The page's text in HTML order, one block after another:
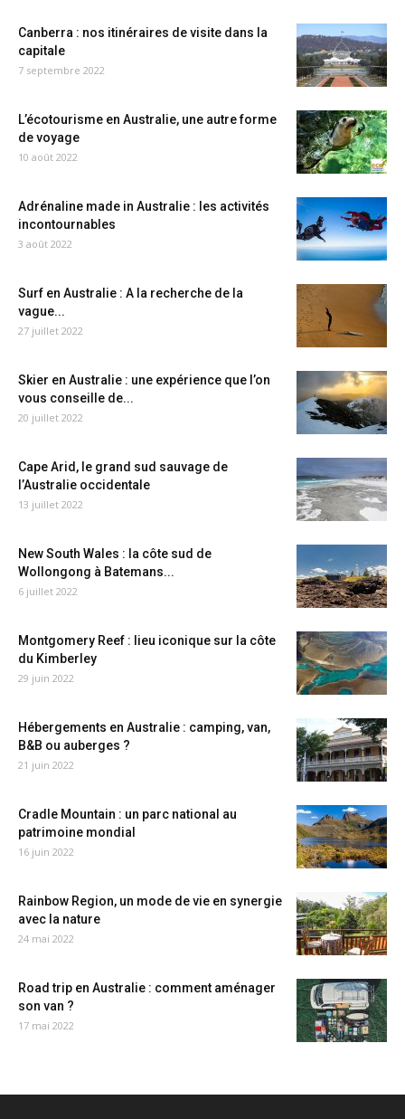
Canberra : nos itinéraires de visite dans la
capitale
7 septembre 2022
L’écotourisme en Australie, une autre forme
de voyage
10 août 2022
Adrénaline made in Australie : les activités
incontournables
3 août 2022
Surf en Australie : A la recherche de la
vague...
27 juillet 2022
Skier en Australie : une expérience que l’on
vous conseille de...
20 juillet 2022
Cape Arid, le grand sud sauvage de
l’Australie occidentale
13 juillet 2022
New South Wales : la côte sud de
Wollongong à Batemans...
6 juillet 2022
Montgomery Reef : lieu iconique sur la côte
du Kimberley
29 juin 2022
Hébergements en Australie : camping, van,
B&B ou auberges ?
21 juin 2022
Cradle Mountain : un parc national au
patrimoine mondial
16 juin 2022
Rainbow Region, un mode de vie en synergie
avec la nature
24 mai 2022
Road trip en Australie : comment aménager
son van ?
17 mai 2022